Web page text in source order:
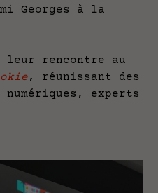
Georges à la
rencontre au
, réunissant des
experts